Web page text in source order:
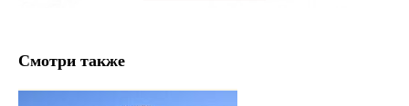
Смотри также